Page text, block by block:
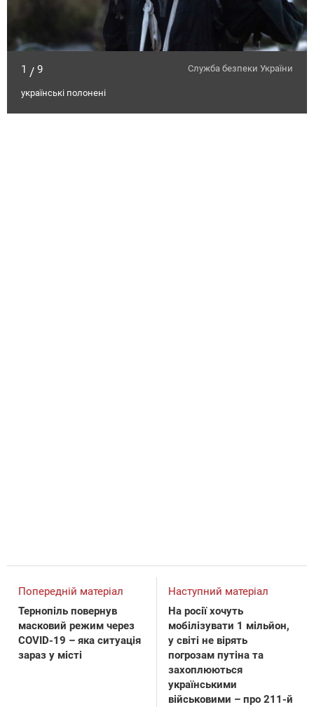
1 / 9 Служба безпеки України
українські полонені
Попередній матеріал
Тернопіль повернув
масковий режим через
COVID-19 – яка ситуація
зараз у місті
Наступний матеріал
На росії хочуть
мобілізувати 1 мільйон,
у світі не вірять
погрозам путіна та
захоплюються
українськими
військовими – про 211-й